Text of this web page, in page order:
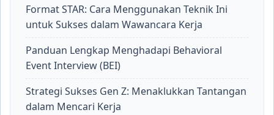
Format STAR: Cara Menggunakan Teknik Ini
untuk Sukses dalam Wawancara Kerja
Panduan Lengkap Menghadapi Behavioral
Event Interview (BEI)
Strategi Sukses Gen Z: Menaklukkan Tantangan
dalam Mencari Kerja